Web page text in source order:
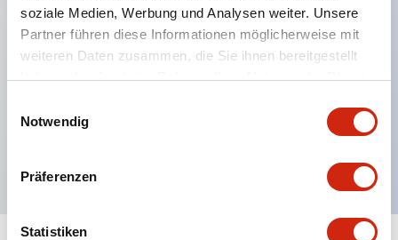
soziale Medien, Werbung und Analysen weiter. Unsere
Partner führen diese Informationen möglicherweise mit
weiteren Daten zusammen, die Sie ihnen bereitgestellt
haben oder die sie im Rahmen Ihrer Nutzung der Dienste
Notwendig
Präferenzen
Statistiken
Schutzarten IP40 und IP65 vollständig verfügbar
(IEC 60529)
UL- und CSA-zertifiziert. Entspricht EN (Europa)
Mit speziellem Zubehör leicht auf Φ22 Flash-